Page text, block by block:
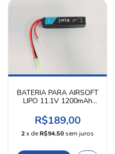
BATERIA PARA AIRSOFT
LIPO 11.1V 1200mAh
R$189,00
2x deR$94,50 sem juros